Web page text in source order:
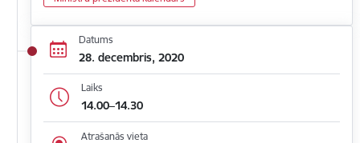
Datums
28. decembris, 2020
Laiks
14.00–14.30
Atrašanās vieta